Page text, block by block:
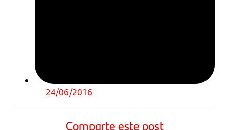
24/06/2016
Comparte este post